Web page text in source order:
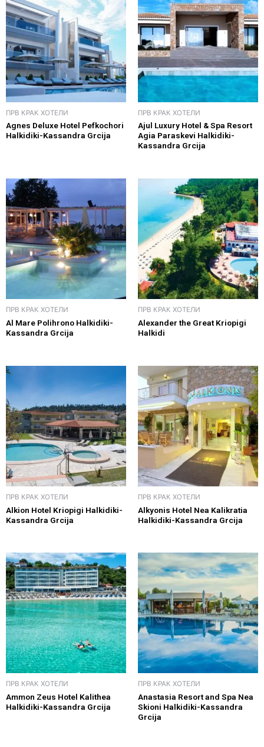
ПРВ КРАК ХОТЕЛИ
Agnes Deluxe Hotel Pefkochori
Halkidiki-Kassandra Grcija
ПРВ КРАК ХОТЕЛИ
Ajul Luxury Hotel & Spa Resort
Agia Paraskevi Halkidiki-
Kassandra Grcija
ПРВ КРАК ХОТЕЛИ
Al Mare Polihrono Halkidiki-
Kassandra Grcija
ПРВ КРАК ХОТЕЛИ
Alexander the Great Kriopigi
Halkidi
ПРВ КРАК ХОТЕЛИ
Alkion Hotel Kriopigi Halkidiki-
Kassandra Grcija
ПРВ КРАК ХОТЕЛИ
Alkyonis Hotel Nea Kalikratia
Halkidiki-Kassandra Grcija
ПРВ КРАК ХОТЕЛИ
Ammon Zeus Hotel Kalithea
Halkidiki-Kassandra Grcija
ПРВ КРАК ХОТЕЛИ
Anastasia Resort and Spa Nea
Skioni Halkidiki-Kassandra
Grcija